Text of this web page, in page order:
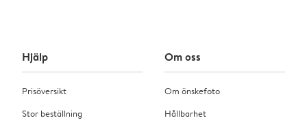
Hjälp
Prisöversikt
Stor beställning
Om oss
Om önskefoto
Hållbarhet